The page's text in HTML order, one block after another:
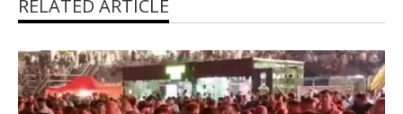
RELATED ARTICLE